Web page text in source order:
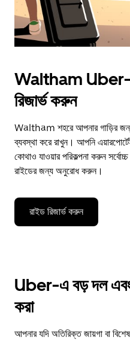
Waltham Uber-
রিজার্ভ করুন
Waltham শহরে আপনার গাড়ির
ব্যবস্থা করে রাখুন। আপনি
কোথাও যাওয়ার পরিকল্পনা করুন
রাইডের জন্য অনুরোধ করুন।
রাইড রিজার্ভ করুন
Uber-এ বড় দল এবং
করা
আপনার যদি অতিরিক্ত জায়গা বা